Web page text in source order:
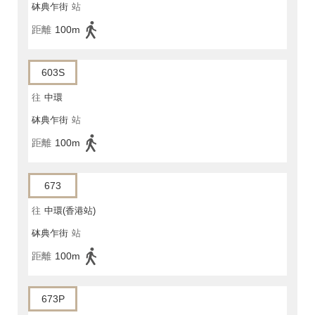
砵典乍街 站
距離 100m
603S
往 中環
砵典乍街 站
距離 100m
673
往 中環(香港站)
砵典乍街 站
距離 100m
673P